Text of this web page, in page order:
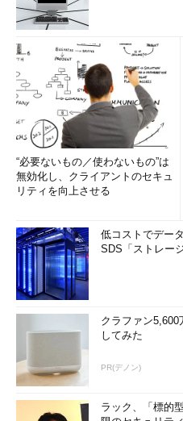
“必要ないもの／使わないもの”は
無効化し、クライアントのセキュ
リティを向上させる
低コストでデー
SDS「ストレー
クラファン
してみた
PR(デノン)
ラック、「標的